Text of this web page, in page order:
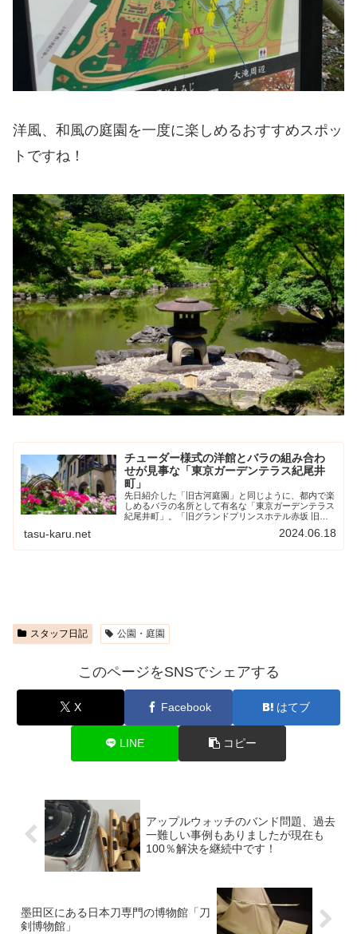
洋風、和風の庭園を一度に楽しめるおすすめスポッ
トですね！
チューダー様式の洋館とバラの組み合わ
せが見事な「東京ガーデンテラス紀尾井
町」
先日紹介した「旧古河庭園」と同じように、都内で楽
しめるバラの名所として有名な「東京ガーデンテラス
紀尾井町」。「旧グランドプリンスホテル赤坂 旧
「赤坂プリンス クラシックハウス」（旧李王家東京
tasu-karu.net 2024.06.18
スタッフ日記 公園・庭園
このページをSNSでシェアする
X Facebook はてブ
LINE コピー
アップルウォッチのバンド問題、過去
一難しい事例もありましたが現在も
100％解決を継続中です！
墨田区にある日本刀専門の博物館「刀
剣博物館」